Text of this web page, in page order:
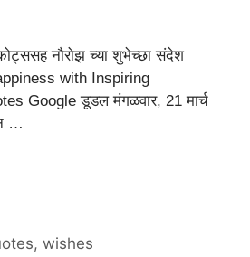
नौरोझ च्या शुभेच्छा संदेश
with Inspiring
Google डूडल मंगळवार, 21 मार्च
…
,wishes